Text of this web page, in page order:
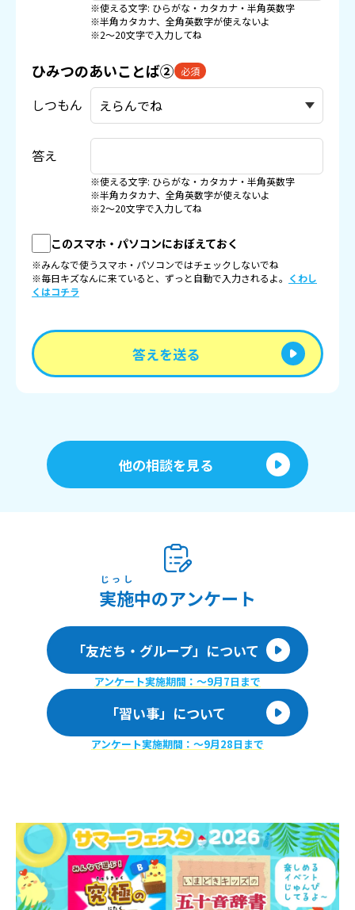
※使える文字: ひらがな・カタカナ・半角英数字
※半角カタカナ、全角英数字が使えないよ
※2〜20文字で入力してね
ひみつのあいことば② 必須
しつもん
答え
※使える文字: ひらがな・カタカナ・半角英数字
※半角カタカナ、全角英数字が使えないよ
※2〜20文字で入力してね
このスマホ・パソコンにおぼえておく
※みんなで使うスマホ・パソコンではチェックしないでね
※毎日キズなんに来ていると、ずっと自動で入力されるよ。 くわし
くはコチラ
答えを送る
他の相談を見る
実施
じっし
中のアンケート
「友だち・グループ」について
アンケート実施期間：〜9月7日まで
「習い事」について
アンケート実施期間：〜9月28日まで